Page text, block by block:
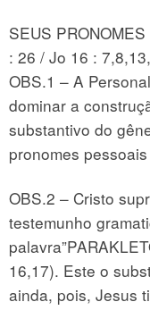
SEUS
: 26 / Jo 16 :
OBS.1 – A
dominar a
substantivo do
pronomes
OBS.2 – Cristo
testemunho
16,17). Este o
ainda, pois, Jesus